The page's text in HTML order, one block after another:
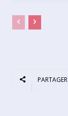
PARTAGER